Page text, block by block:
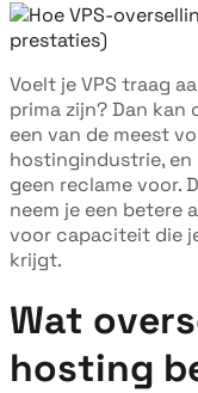
Voelt je VPS traag
prima zijn? Dan kan
een van de meest
hostingindustrie, en
geen reclame voor.
neem je een betere
voor capaciteit die
krijgt.
Wat
hosting